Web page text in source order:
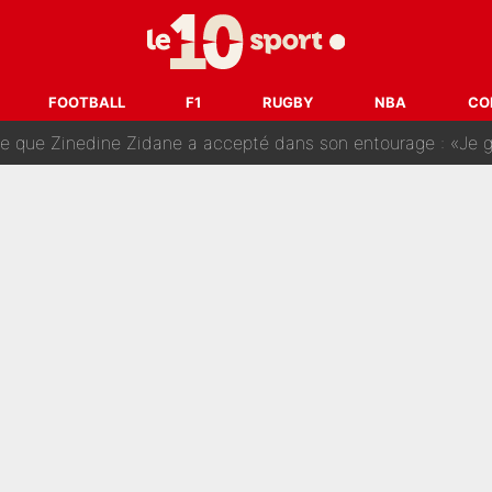
FOOTBALL F1 RUGBY NBA
Paul Seixas est confirmée... et c'est une excellente nouvelle
Le PSG avait déjà réalisé une folie sur le mercato bien
que Zinedine Zidane a accepté dans son entourage : «Je